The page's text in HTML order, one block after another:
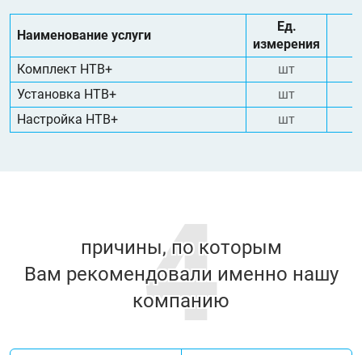
Наименование услуги
Ед.
измерения
Комплект НТВ+
шт
Установка НТВ+
шт
Настройка НТВ+
шт
4
причины, по которым
Вам рекомендовали именно нашу
компанию